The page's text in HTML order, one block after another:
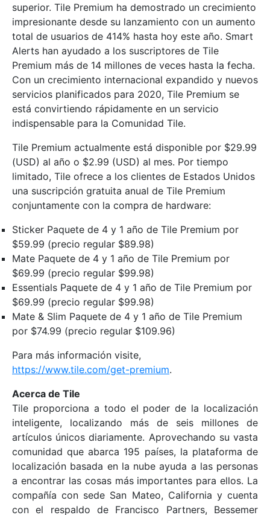
superior. Tile Premium ha demostrado un crecimiento
impresionante desde su lanzamiento con un aumento
total de usuarios de 414% hasta hoy este año. Smart
Alerts han ayudado a los suscriptores de Tile
Premium más de 14 millones de veces hasta la fecha.
Con un crecimiento internacional expandido y nuevos
servicios planificados para 2020, Tile Premium se
está convirtiendo rápidamente en un servicio
indispensable para la Comunidad Tile.
Tile Premium actualmente está disponible por $29.99
(USD) al año o $2.99 (USD) al mes. Por tiempo
limitado, Tile ofrece a los clientes de Estados Unidos
una suscripción gratuita anual de Tile Premium
conjuntamente con la compra de hardware:
Sticker Paquete de 4 y 1 año de Tile Premium por
$59.99 (precio regular $89.98)
Mate Paquete de 4 y 1 año de Tile Premium por
$69.99 (precio regular $99.98)
Essentials Paquete de 4 y 1 año de Tile Premium por
$69.99 (precio regular $99.98)
Mate & Slim Paquete de 4 y 1 año de Tile Premium
por $74.99 (precio regular $109.96)
Para más información visite,
https://www.tile.com/get-premium.
Acerca de Tile
Tile proporciona a todo el poder de la localización
inteligente, localizando más de seis millones de
artículos únicos diariamente. Aprovechando su vasta
comunidad que abarca 195 países, la plataforma de
localización basada en la nube ayuda a las personas
a encontrar las cosas más importantes para ellos. La
compañía con sede San Mateo, California y cuenta
con el respaldo de Francisco Partners, Bessemer